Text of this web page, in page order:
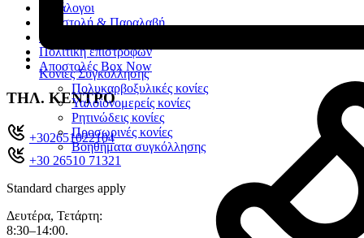
Κονίες Συγκόλλησης
Πολυκαρβοξυλικές κονίες
Υαλοϊονομερείς κονίες
Ρητινώδεις κονίες
Προσωρινές κονίες
Βοηθήματα συγκόλλησης
Κατάλογοι
Αποστολή & Παραλαβή
Τρόποι πληρωμής
Πολιτική επιστροφών
Αποστολές Box Now
ΤΗΛ. ΚΕΝΤΡΟ
+302651022104
+30 26510 71321
Standard charges apply
Δευτέρα, Τετάρτη:
8:30–14:00.